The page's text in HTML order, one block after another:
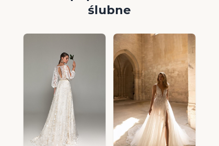
ślubne